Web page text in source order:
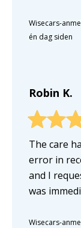
Wisecars-
én dag siden
Robin K.
The care
error in
and I
was
Wisecars-